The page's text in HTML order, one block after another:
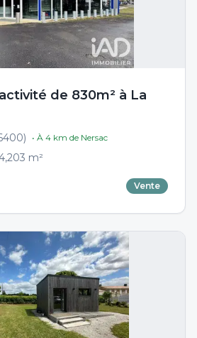
de 830m² à La
) • À 4 km de Nersac
m²
Vente